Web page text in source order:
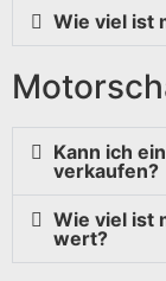
Wie viel ist
Kann ich
verkaufen?
Wie viel ist
wert?